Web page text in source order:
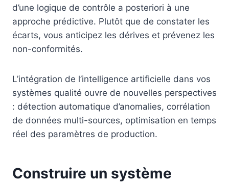
d’une logique de contrôle a posteriori à une
approche prédictive. Plutôt que de constater les
écarts, vous anticipez les dérives et prévenez les
non-conformités.
L’intégration de l’intelligence artificielle dans vos
systèmes qualité ouvre de nouvelles perspectives
: détection automatique d’anomalies, corrélation
de données multi-sources, optimisation en temps
réel des paramètres de production.
Construire un système